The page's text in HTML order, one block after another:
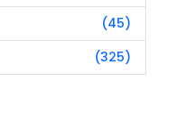
(45)
(325)